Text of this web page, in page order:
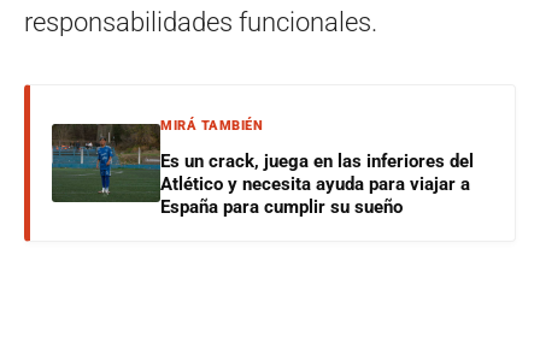
responsabilidades funcionales.
MIRÁ TAMBIÉN
Es un crack, juega en las inferiores del
Atlético y necesita ayuda para viajar a
España para cumplir su sueño